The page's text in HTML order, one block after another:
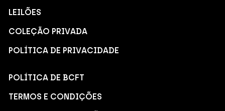
LEILÕES
COLEÇÃO PRIVADA
POLÍTICA DE PRIVACIDADE
POLÍTICA DE BCFT
TERMOS E CONDIÇÕES